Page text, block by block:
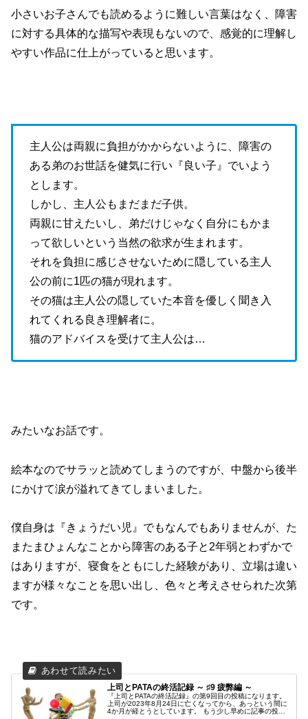
小さいお子さんでも読めるように難しい言葉はなく、障害
に対する具体的な描写や表現もないので、感覚的に理解し
やすい作品に仕上がっていると思います。
主人公は両親に負担がかからないように、障害の
ある弟のお世話を健気に行い『良い子』でいよう
とします。
しかし、主人公もまだまだ子供。
両親に甘えたいし、弟だけじゃなく自分にもかま
って欲しいという当然の欲求が生まれます。
それを負担に感じさせないために隠している主人
公の前に1匹の猫が現れます。
その猫は主人公の隠していた本音を優しく聞き入
れてくれる良き理解者に。
猫のアドバイスを受けて主人公は…
みたいなお話です。
絵本なのでサラッと読めてしまうのですが、中盤から後半
にかけて涙が溢れてきてしまいました。
僕自身は『きょうだい児』でもなんでもありませんが、た
またまひょんなことから障害のある子と2年弱とわずかで
はありますが、寝食をともにした経験があり、立場は違い
ますが様々なことを思い出し、色々と考えさせられた次第
です。
上司とPATAの終活記録 ～ ♯9 疲弊編 ～
『上司とPATAの終活記録』の第9回目の投稿になります。
上司が2023年8月24日に亡くなってから、あっという間に
4か月が経とうとしています。 もう少し早めに記事の投稿